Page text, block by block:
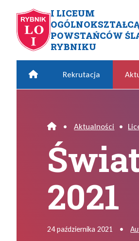
Przejdź do menu głównego
Przejdź do menu dodatkowego
Przejdź do treści
Mapa serwisu
I LICEUM
POWSTAŃCÓW
RYBNIKU
Światowe Dni
Home Rekrutacja
Home
• Aktualności •
2021
24 października 2021 •